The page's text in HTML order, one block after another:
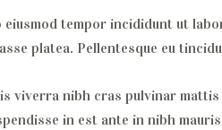
tempor incididunt ut
platea. Pellentesque eu
viverra nibh cras pulvinar
in est ante in nibh